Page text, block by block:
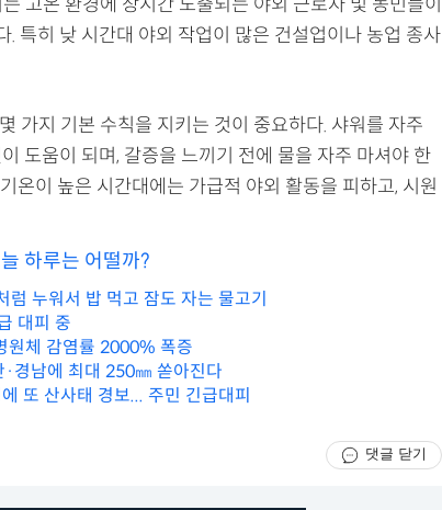
. 특히 낮 시간대 야외 작업이 많은 건설업이나 농업 종사
가지 기본 수칙을 지키는 것이 중요하다. 샤워를 자주
도움이 되며, 갈증을 느끼기 전에 물을 자주 마셔야 한
온이 높은 시간대에는 가급적 야외 활동을 피하고, 시원
하루는 어떨까?
누워서 밥 먹고 잠도 자는 물고기
대피 중
원체 감염률 2000% 폭증
경남에 최대 250㎜ 쏟아진다
또 산사태 경보... 주민 긴급대피
댓글 닫기